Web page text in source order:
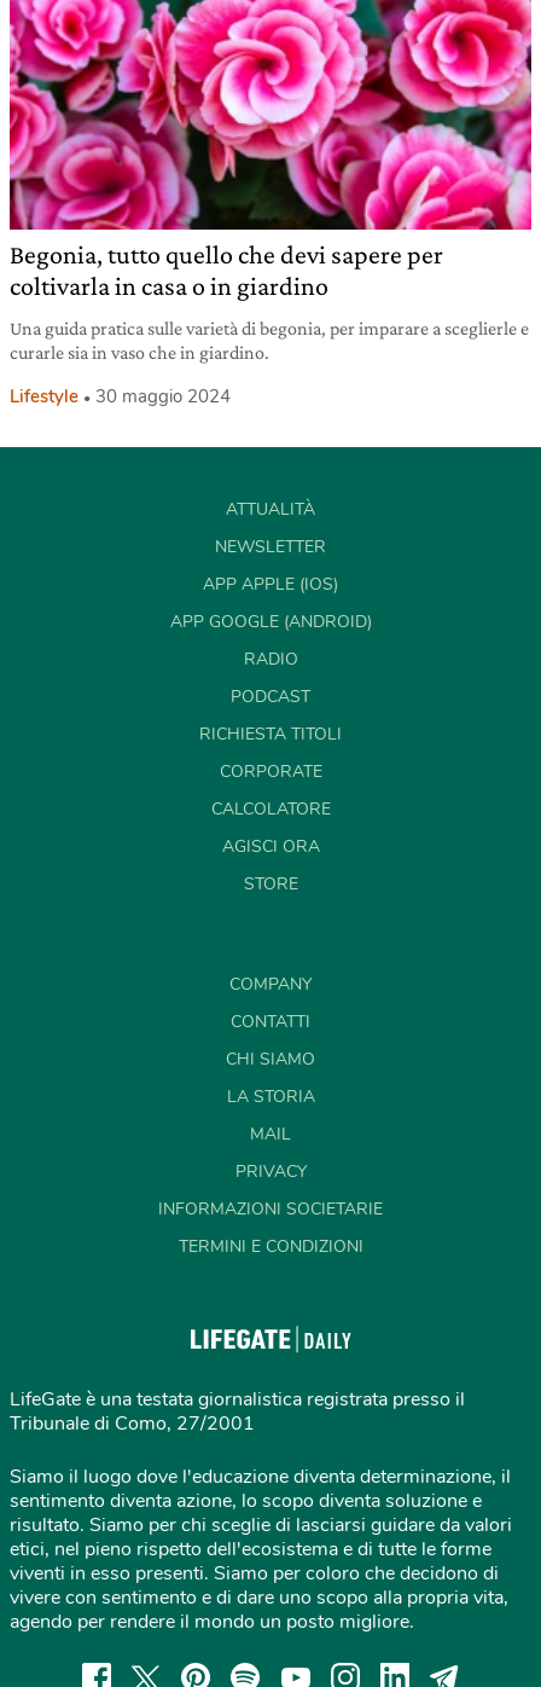
Begonia, tutto quello che devi sapere per
coltivarla in casa o in giardino
Una guida pratica sulle varietà di begonia, per imparare a sceglierle e
curarle sia in vaso che in giardino.
Lifestyle 30 maggio 2024
ATTUALITÀ
NEWSLETTER
APP APPLE (IOS)
APP GOOGLE (ANDROID)
RADIO
PODCAST
RICHIESTA TITOLI
CORPORATE
CALCOLATORE
AGISCI ORA
STORE
COMPANY
CONTATTI
CHI SIAMO
LA STORIA
MAIL
PRIVACY
INFORMAZIONI SOCIETARIE
TERMINI E CONDIZIONI
LifeGate è una testata giornalistica registrata presso il
Tribunale di Como, 27/2001
Siamo il luogo dove l'educazione diventa determinazione, il
sentimento diventa azione, lo scopo diventa soluzione e
risultato. Siamo per chi sceglie di lasciarsi guidare da valori
etici, nel pieno rispetto dell'ecosistema e di tutte le forme
viventi in esso presenti. Siamo per coloro che decidono di
vivere con sentimento e di dare uno scopo alla propria vita,
agendo per rendere il mondo un posto migliore.